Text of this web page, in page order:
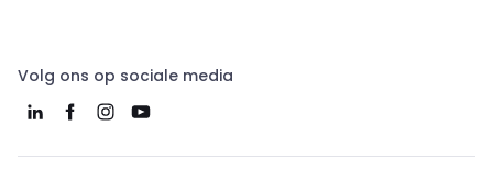
Volg ons op sociale media